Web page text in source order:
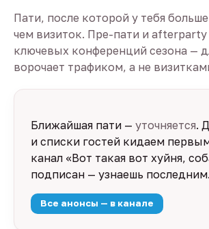
Пати, после которой у тебя
чем визиток. Пре-пати и afterparty
ключевых конференций сезона —
ворочает трафиком, а не
Ближайшая пати — уточняется.
и списки гостей кидаем
канал «Вот такая вот хуйня,
подписан — узнаешь последним.
Все анонсы — в канале